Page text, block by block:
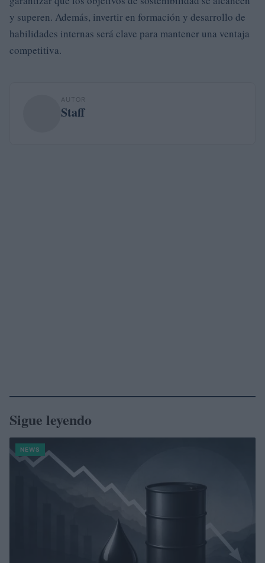
y superen. Además, invertir en formación y desarrollo de
habilidades internas será clave para mantener una ventaja
competitiva.
AUTOR
Staff
Sigue leyendo
NEWS